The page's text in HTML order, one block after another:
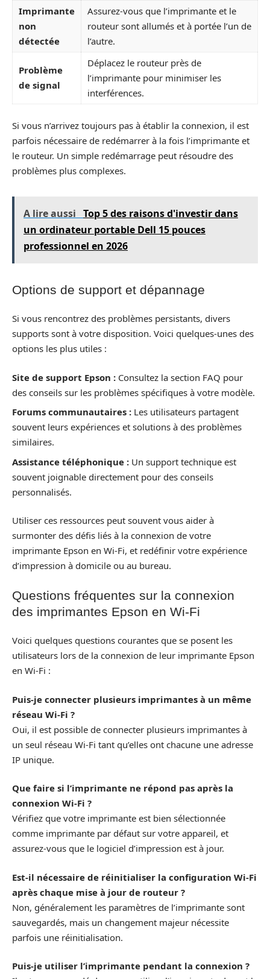
Imprimante
non
détectée
Assurez-vous que l’imprimante et le
routeur sont allumés et à portée l’un de
l’autre.
Problème
de signal
Déplacez le routeur près de
l’imprimante pour minimiser les
interférences.
Si vous n’arrivez toujours pas à établir la connexion, il est
parfois nécessaire de redémarrer à la fois l’imprimante et
le routeur. Un simple redémarrage peut résoudre des
problèmes plus complexes.
A lire aussi Top 5 des raisons d'investir dans
un ordinateur portable Dell 15 pouces
professionnel en 2026
Options de support et dépannage
Si vous rencontrez des problèmes persistants, divers
supports sont à votre disposition. Voici quelques-unes des
options les plus utiles :
Site de support Epson : Consultez la section FAQ pour
des conseils sur les problèmes spécifiques à votre modèle.
Forums communautaires : Les utilisateurs partagent
souvent leurs expériences et solutions à des problèmes
similaires.
Assistance téléphonique : Un support technique est
souvent joignable directement pour des conseils
personnalisés.
Utiliser ces ressources peut souvent vous aider à
surmonter des défis liés à la connexion de votre
imprimante Epson en Wi-Fi, et redéfinir votre expérience
d’impression à domicile ou au bureau.
Questions fréquentes sur la connexion
des imprimantes Epson en Wi-Fi
Voici quelques questions courantes que se posent les
utilisateurs lors de la connexion de leur imprimante Epson
en Wi-Fi :
Puis-je connecter plusieurs imprimantes à un même
réseau Wi-Fi ?
Oui, il est possible de connecter plusieurs imprimantes à
un seul réseau Wi-Fi tant qu’elles ont chacune une adresse
IP unique.
Que faire si l’imprimante ne répond pas après la
connexion Wi-Fi ?
Vérifiez que votre imprimante est bien sélectionnée
comme imprimante par défaut sur votre appareil, et
assurez-vous que le logiciel d’impression est à jour.
Est-il nécessaire de réinitialiser la configuration Wi-Fi
après chaque mise à jour de routeur ?
Non, généralement les paramètres de l’imprimante sont
sauvegardés, mais un changement majeur nécessite
parfois une réinitialisation.
Puis-je utiliser l’imprimante pendant la connexion ?